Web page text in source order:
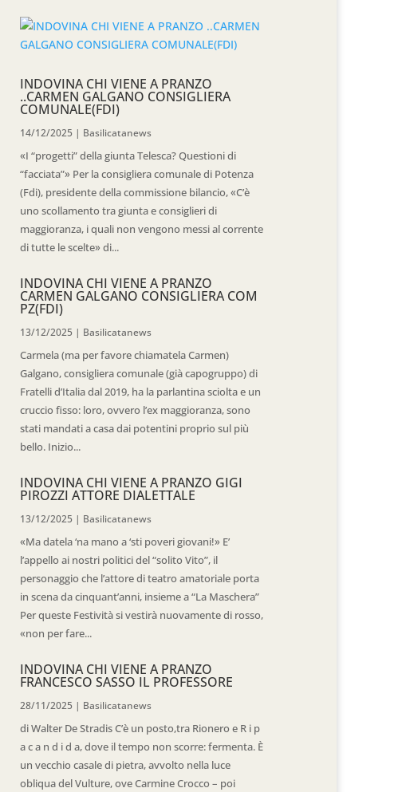
INDOVINA CHI VIENE A PRANZO
..CARMEN GALGANO CONSIGLIERA
COMUNALE(FDI)
14/12/2025 | Basilicatanews
«I “progetti” della giunta Telesca? Questioni di
“facciata”» Per la consigliera comunale di Potenza
(Fdi), presidente della commissione bilancio, «C’è
uno scollamento tra giunta e consiglieri di
maggioranza, i quali non vengono messi al corrente
di tutte le scelte» di...
INDOVINA CHI VIENE A PRANZO
CARMEN GALGANO CONSIGLIERA COM
PZ(FDI)
13/12/2025 | Basilicatanews
Carmela (ma per favore chiamatela Carmen)
Galgano, consigliera comunale (già capogruppo) di
Fratelli d’Italia dal 2019, ha la parlantina sciolta e un
cruccio fisso: loro, ovvero l’ex maggioranza, sono
stati mandati a casa dai potentini proprio sul più
bello. Inizio...
INDOVINA CHI VIENE A PRANZO GIGI
PIROZZI ATTORE DIALETTALE
13/12/2025 | Basilicatanews
«Ma datela ‘na mano a ‘sti poveri giovani!» E’
l’appello ai nostri politici del “solito Vito”, il
personaggio che l’attore di teatro amatoriale porta
in scena da cinquant’anni, insieme a “La Maschera”
Per queste Festività si vestirà nuovamente di rosso,
«non per fare...
INDOVINA CHI VIENE A PRANZO
FRANCESCO SASSO IL PROFESSORE
28/11/2025 | Basilicatanews
di Walter De Stradis C’è un posto,tra Rionero e R i p
a c a n d i d a, dove il tempo non scorre: fermenta. È
un vecchio casale di pietra, avvolto nella luce
obliqua del Vulture, ove Carmine Crocco – poi